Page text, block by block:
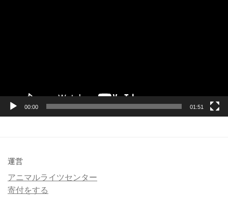
00:00 01:51
運営
アニマルライツセンター
寄付をする